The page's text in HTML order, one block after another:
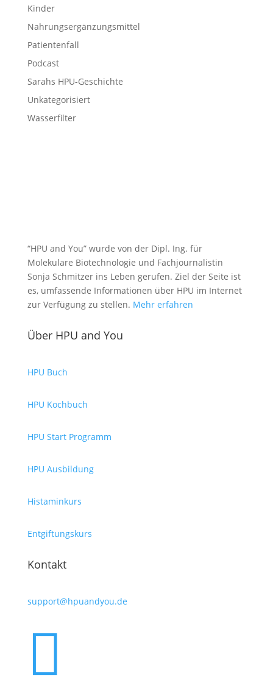
Kinder
Nahrungsergänzungsmittel
Patientenfall
Podcast
Sarahs HPU-Geschichte
Unkategorisiert
Wasserfilter
“HPU and You” wurde von der Dipl. Ing. für
Molekulare Biotechnologie und Fachjournalistin
Sonja Schmitzer ins Leben gerufen. Ziel der Seite ist
es, umfassende Informationen über HPU im Internet
zur Verfügung zu stellen. Mehr erfahren
Über HPU and You
HPU Buch
HPU Kochbuch
HPU Start Programm
HPU Ausbildung
Histaminkurs
Entgiftungskurs
Kontakt
support@hpuandyou.de
